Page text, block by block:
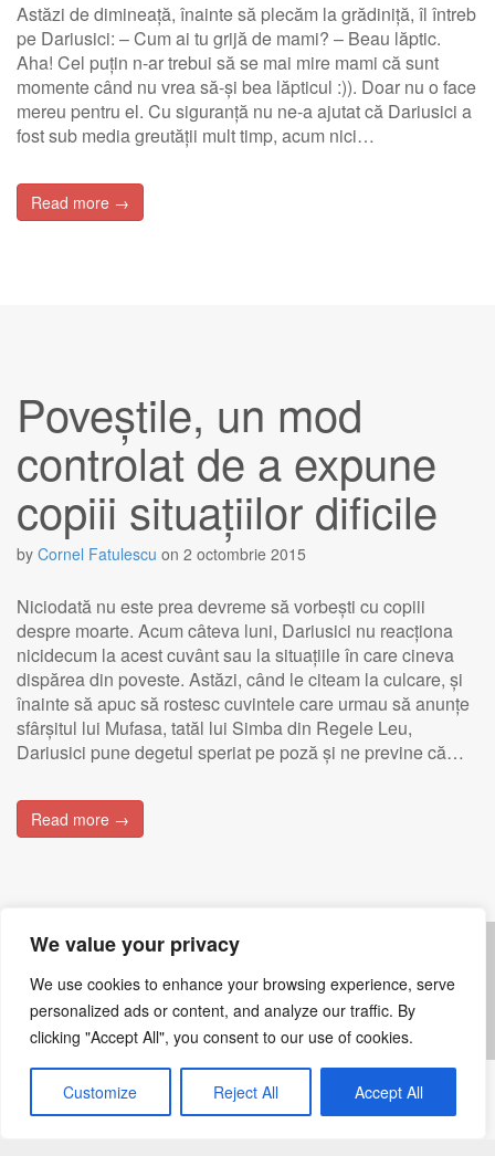
We value your privacy
We use cookies to enhance your browsing experience, serve
personalized ads or content, and analyze our traffic. By
clicking "Accept All", you consent to our use of cookies.
Customize Reject All Accept All
Astăzi de dimineață, înainte să plecăm la grădiniță, îl întreb
pe Dariusici: – Cum ai tu grijă de mami? – Beau lăptic.
Aha! Cel puțin n-ar trebui să se mai mire mami că sunt
momente când nu vrea să-și bea lăpticul :)). Doar nu o face
mereu pentru el. Cu siguranță nu ne-a ajutat că Dariusici a
fost sub media greutății mult timp, acum nici…
Read more →
Poveștile, un mod
controlat de a expune
copiii situațiilor dificile
by Cornel Fatulescu on 2 octombrie 2015
Niciodată nu este prea devreme să vorbești cu copiii
despre moarte. Acum câteva luni, Dariusici nu reacționa
nicidecum la acest cuvânt sau la situațiile în care cineva
dispărea din poveste. Astăzi, când le citeam la culcare, și
înainte să apuc să rostesc cuvintele care urmau să anunțe
sfârșitul lui Mufasa, tatăl lui Simba din Regele Leu,
Dariusici pune degetul speriat pe poză și ne previne că…
Read more →
Posts navigation
←Older posts